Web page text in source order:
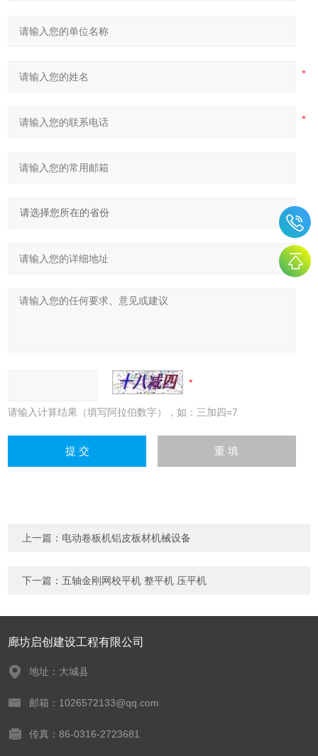
请输入计算结果（填写阿拉伯数字），如：三加四=7
上一篇： 电动卷板机铝皮板材机械设备
下一篇： 五轴金刚网校平机 整平机 压平机
廊坊启创建设工程有限公司
地址：大城县
邮箱：1026572133@qq.com
传真：86-0316-2723681